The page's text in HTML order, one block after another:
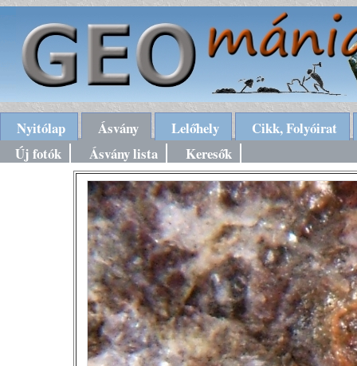
Nyitólap Ásvány Lelőhely
Cikk, Folyóirat
Új fotók
Ásvány lista Keresők